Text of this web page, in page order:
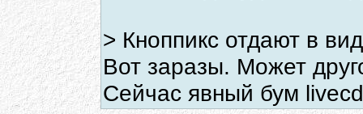
> Кноппикс отдают в
Вот заразы. Может
Сейчас явный бум